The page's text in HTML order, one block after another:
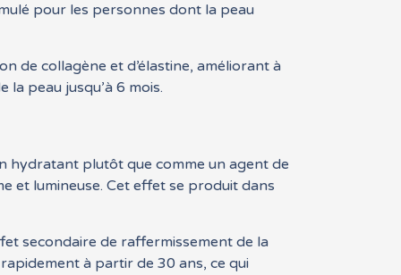
pour les personnes dont la peau
de collagène et d’élastine, améliorant à
peau jusqu’à 6 mois.
hydratant plutôt que comme un agent de
et lumineuse. Cet effet se produit dans
secondaire de raffermissement de la
à partir de 30 ans, ce qui